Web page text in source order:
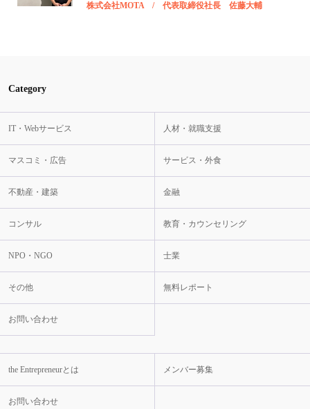
株式会社MOTA / 代表取締役社長 佐藤大輔
Category
IT・Webサービス 人材・就職支援
マスコミ・広告 サービス・外食
不動産・建築 金融
コンサル 教育・カウンセリング
NPO・NGO 士業
その他 無料レポート
お問い合わせ
the Entrepreneurとは メンバー募集
お問い合わせ